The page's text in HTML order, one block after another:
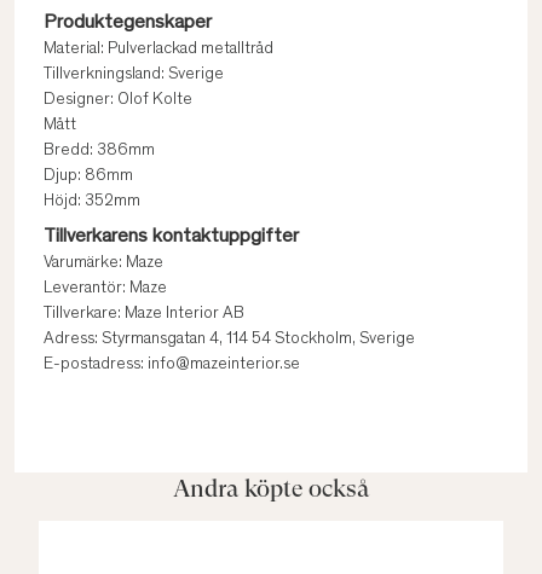
Produktegenskaper
Material: Pulverlackad metalltråd
Tillverkningsland: Sverige
Designer: Olof Kolte
Mått
Bredd: 386mm
Djup: 86mm
Höjd: 352mm
Tillverkarens kontaktuppgifter
Varumärke: Maze
Leverantör: Maze
Tillverkare: Maze Interior AB
Adress: Styrmansgatan 4, 114 54 Stockholm, Sverige
E-postadress: info@mazeinterior.se
Andra köpte också